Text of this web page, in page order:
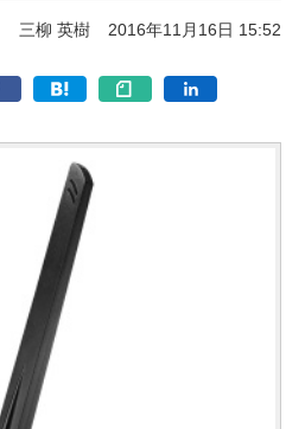
三柳 英樹 2016年11月16日 15:52